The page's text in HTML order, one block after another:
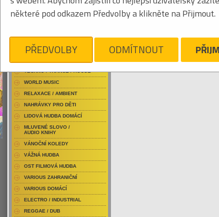
WOGGLES
Je nám líto, ale pro daný žánr/kategorii
RAP / HIP HOP DOMÁCÍ
RAP / HIP HOP ZAHRANIČNÍ
DVD / HUDBA
PUNK / HARDCORE
TECHNO / TRANCE / HOUSE
WORLD MUSIC
RELAXACE / AMBIENT
NAHRÁVKY PRO DĚTI
LIDOVÁ HUDBA DOMÁCÍ
MLUVENÉ SLOVO /
AUDIO KNIHY
VÁNOČNÍ KOLEDY
VÁŽNÁ HUDBA
OST FILMOVÁ HUDBA
VARIOUS ZAHRANIČNÍ
VARIOUS DOMÁCÍ
ELECTRO / INDUSTRIAL
REGGAE / DUB
některé pod odkazem Předvolby a klikněte na Přijmout.
PŘEDVOLBY ODMÍTNOUT